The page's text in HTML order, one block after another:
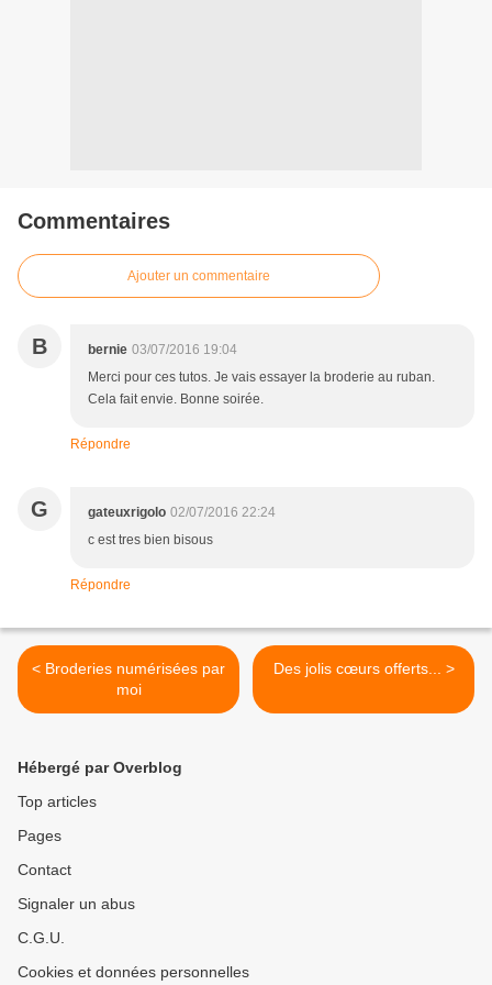
Commentaires
Ajouter un commentaire
B bernie 03/07/2016 19:04
Merci pour ces tutos. Je vais essayer la broderie au ruban.
Cela fait envie. Bonne soirée.
Répondre
G gateuxrigolo 02/07/2016 22:24
c est tres bien bisous
Répondre
< Broderies numérisées par
moi
Des jolis cœurs offerts... >
Hébergé par Overblog
Top articles
Pages
Contact
Signaler un abus
C.G.U.
Cookies et données personnelles